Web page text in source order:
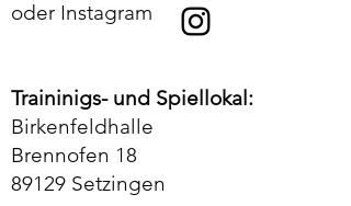
oder Instagram
Traininigs- und Spiellokal:
Birkenfeldhalle
Brennofen 18
89129 Setzingen